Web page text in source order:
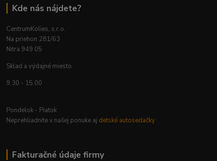
Kde nás nájdete?
CentrumKolies, s.r.o.
Na priehon 281/63
Nitra 949 05
Sklad a výdajné miesto
9.30 - 15.00
Pondelok - Piatok
Neprehliadnite v našej ponuke aj detské autosedačky
Fakturačné údaje firmy